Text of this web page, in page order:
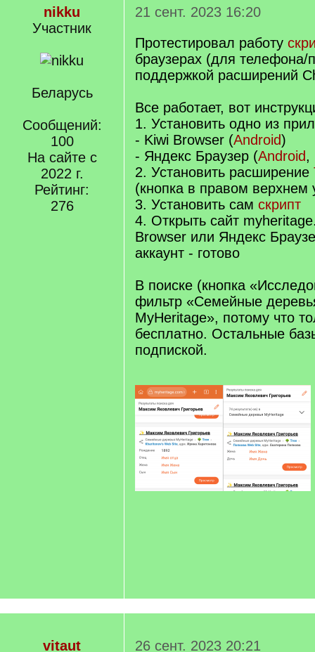
nikku
Участник
Беларусь
Сообщений:
100
На сайте с
2022 г.
Рейтинг:
276
21 сент. 2023 16:20
Протестировал работу
браузерах (для телефона/
поддержкой расширений
Все работает, вот
1. Установить одно из
- Kiwi Browser (Android)
- Яндекс Браузер (Android,
2. Установить расширение
(кнопка в правом верхнем
3. Установить сам скрипт
4. Открыть сайт
Browser или Яндекс
аккаунт - готово
В поиске (кнопка
фильтр «Семейные
MyHeritage», потому что
бесплатно. Остальные
подпиской.
vitaut
26 сент. 2023 20:21